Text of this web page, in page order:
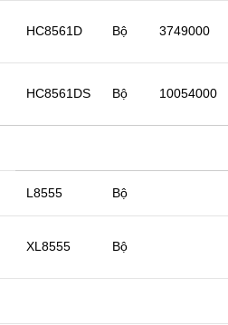
HC8561D Bộ 3749000
HC8561DS Bộ 10054000
L8555 Bộ
XL8555 Bộ